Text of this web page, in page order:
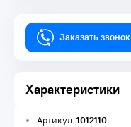
Заказать звонок
Характеристики
Артикул:1012110